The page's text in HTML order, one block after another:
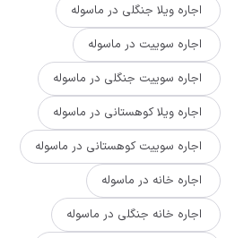
اجاره ویلا جنگلی در ماسوله
اجاره سوییت در ماسوله
اجاره سوییت جنگلی در ماسوله
اجاره ویلا کوهستانی در ماسوله
اجاره سوییت کوهستانی در ماسوله
اجاره خانه در ماسوله
اجاره خانه جنگلی در ماسوله